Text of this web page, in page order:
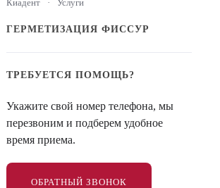
Киадент Услуги
ГЕРМЕТИЗАЦИЯ ФИССУР
ТРЕБУЕТСЯ ПОМОЩЬ?
Укажите свой номер телефона, мы
перезвоним и подберем удобное
время приема.
ОБРАТНЫЙ ЗВОНОК